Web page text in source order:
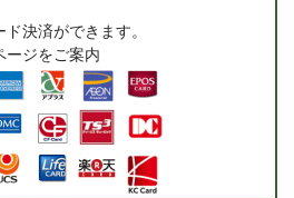
決済ができます。
ージをご案内